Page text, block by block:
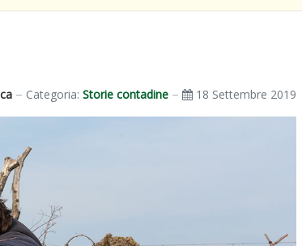
Categoria: Storie contadine 18 Settembre 2019